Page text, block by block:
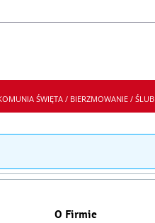
ŚWIĘTA / BIERZMOWANIE / ŚLUB
O Firmie